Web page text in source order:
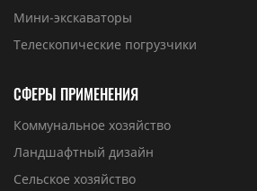
Мини-экскаваторы
Телескопические погрузчики
СФЕРЫ ПРИМЕНЕНИЯ
Коммунальное хозяйство
Ландшафтный дизайн
Сельское хозяйство